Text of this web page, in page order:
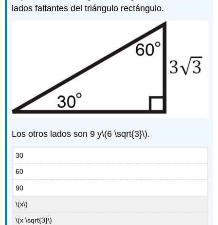
lados faltantes del triángulo rectángulo.
Los otros lados son 9 y\(6 \sqrt{3}\).
30
60
90
\(x\)
\(x \sqrt{3}\)